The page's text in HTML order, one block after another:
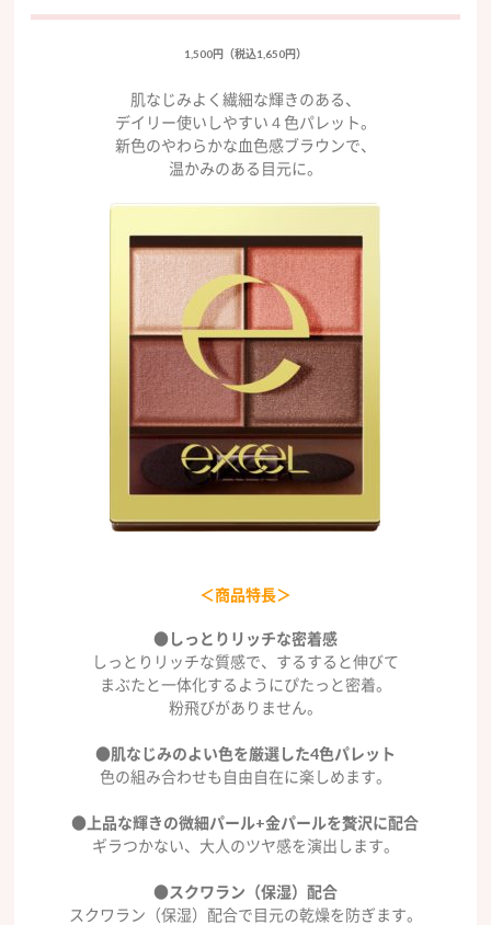
1,500円（税込1,650円）
肌なじみよく繊細な輝きのある、
デイリー使いしやすい４色パレット。
新色のやわらかな血色感ブラウンで、
温かみのある目元に。
＜商品特長＞
●しっとりリッチな密着感
しっとりリッチな質感で、するすると伸びて
まぶたと一体化するようにぴたっと密着。
粉飛びがありません。
●肌なじみのよい色を厳選した4色パレット
色の組み合わせも自由自在に楽しめます。
●上品な輝きの微細パール+金パールを贅沢に配合
ギラつかない、大人のツヤ感を演出します。
●スクワラン（保湿）配合
スクワラン（保湿）配合で目元の乾燥を防ぎます。